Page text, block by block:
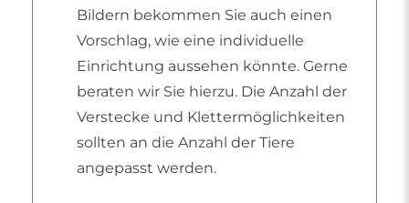
Bildern bekommen Sie auch einen
Vorschlag, wie eine individuelle
Einrichtung aussehen könnte. Gerne
beraten wir Sie hierzu. Die Anzahl der
Verstecke und Klettermöglichkeiten
sollten an die Anzahl der Tiere
angepasst werden.